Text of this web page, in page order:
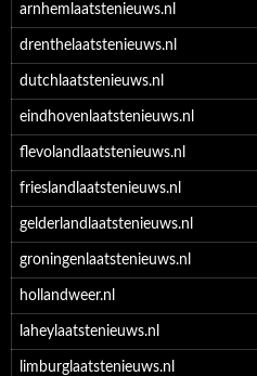
arnhemlaatstenieuws.nl
drenthelaatstenieuws.nl
dutchlaatstenieuws.nl
eindhovenlaatstenieuws.nl
flevolandlaatstenieuws.nl
frieslandlaatstenieuws.nl
gelderlandlaatstenieuws.nl
groningenlaatstenieuws.nl
hollandweer.nl
laheylaatstenieuws.nl
limburglaatstenieuws.nl